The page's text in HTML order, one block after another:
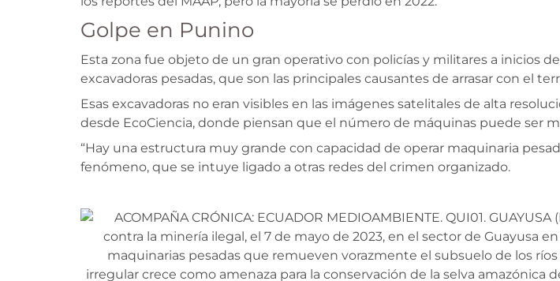
Golpe en Punino
Esta zona fue objeto de un gran operativo con policías y militares a inicios
excavadoras pesadas, que son las principales causantes de arrasar con el
Esas excavadoras no eran visibles en las imágenes satelitales de alta
desde EcoCiencia, donde piensan que el número de máquinas puede ser
“Hay una estructura muy grande con capacidad de operar maquinaria
fenómeno, que se intuye ligado a otras redes del crimen organizado.